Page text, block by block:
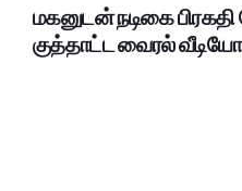
மகனுடன் நடிகை
குத்தாட்ட வைரல் வீடியோ